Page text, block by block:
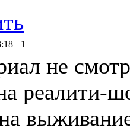
+1
не
реалити-